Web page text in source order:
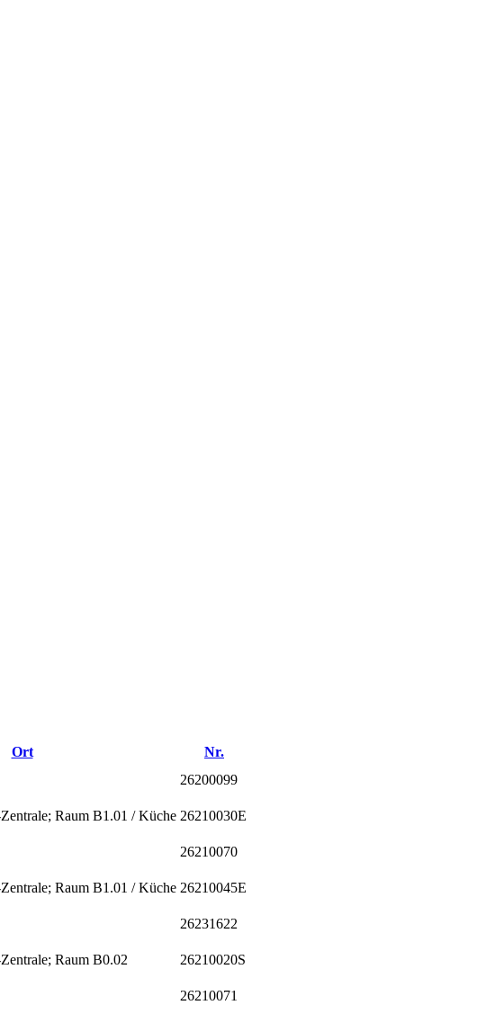
Ort
Nr.
26200099
Raum B1.01 / Küche 26210030E
26210070
Raum B1.01 / Küche 26210045E
26231622
Raum B0.02 26210020S
26210071